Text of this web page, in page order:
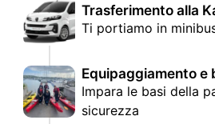
Trasferimento alla
Ti portiamo in
Equipaggiamento e
Impara le basi della
sicurezza